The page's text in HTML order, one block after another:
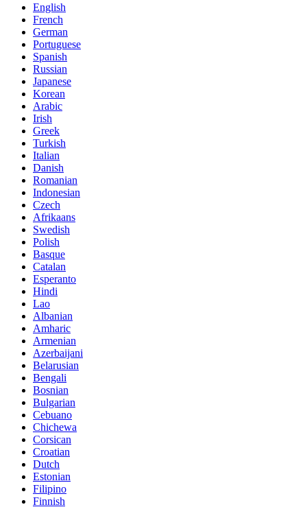
English
French
German
Portuguese
Spanish
Russian
Japanese
Korean
Arabic
Irish
Greek
Turkish
Italian
Danish
Romanian
Indonesian
Czech
Afrikaans
Swedish
Polish
Basque
Catalan
Esperanto
Hindi
Lao
Albanian
Amharic
Armenian
Azerbaijani
Belarusian
Bengali
Bosnian
Bulgarian
Cebuano
Chichewa
Corsican
Croatian
Dutch
Estonian
Filipino
Finnish